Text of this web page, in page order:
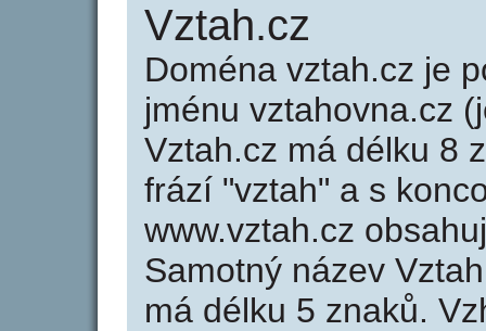
Vztah.cz
Doména vztah.cz je
jménu vztahovna.cz
Vztah.cz má délku 8
frází "vztah" a s
www.vztah.cz
Samotný název
má délku 5 znaků.